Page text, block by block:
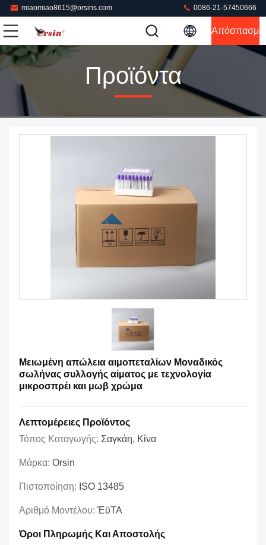
miaomiao8615@orsins.com 0086-21-57450666
Απόσπασμα
Προϊόντα
Μειωμένη απώλεια αιμοπεταλίων Μοναδικός
σωλήνας συλλογής αίματος με τεχνολογία
μικροσπρέι και μωβ χρώμα
Λεπτομέρειες Προϊόντος
Τόπος Καταγωγής: Σαγκάη, Κίνα
Μάρκα: Orsin
Πιστοποίηση: ISO 13485
Αριθμό Μοντέλου: ΈϋΤΑ
Όροι Πληρωμής Και Αποστολής